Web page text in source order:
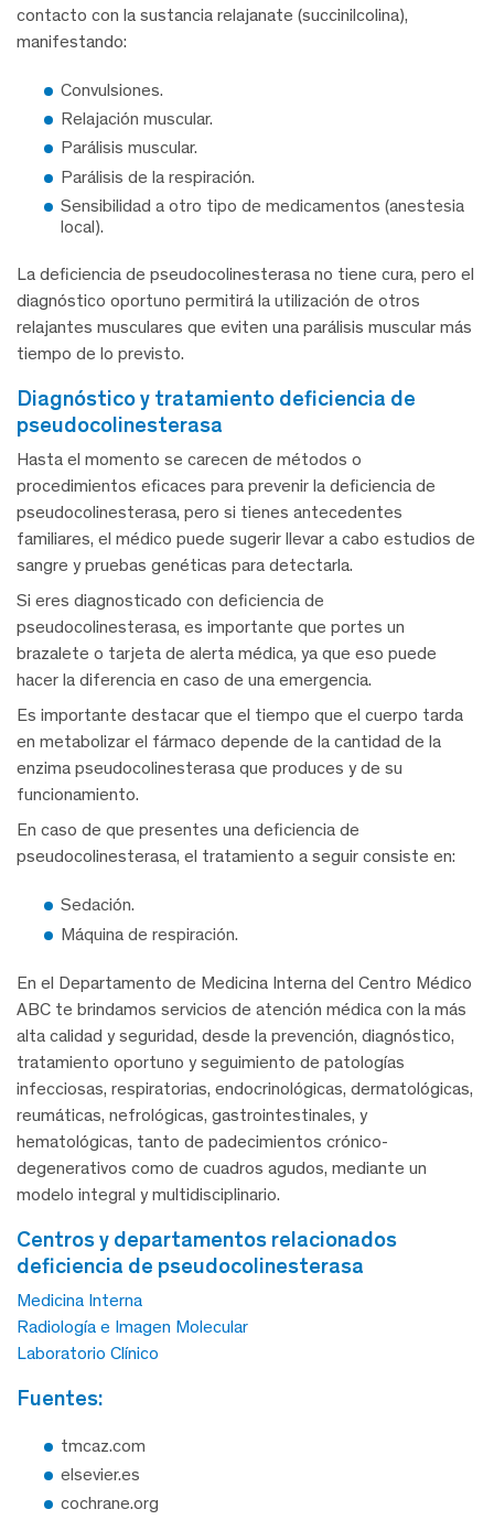
contacto con la sustancia relajanate (succinilcolina),
manifestando:
Convulsiones.
Relajación muscular.
Parálisis muscular.
Parálisis de la respiración.
Sensibilidad a otro tipo de medicamentos (anestesia
local).
La deficiencia de pseudocolinesterasa no tiene cura, pero el
diagnóstico oportuno permitirá la utilización de otros
relajantes musculares que eviten una parálisis muscular más
tiempo de lo previsto.
diagnóstico y tratamiento deficiencia de
pseudocolinesterasa
Hasta el momento se carecen de métodos o
procedimientos eficaces para prevenir la deficiencia de
pseudocolinesterasa, pero si tienes antecedentes
familiares, el médico puede sugerir llevar a cabo estudios de
sangre y pruebas genéticas para detectarla.
Si eres diagnosticado con deficiencia de
pseudocolinesterasa, es importante que portes un
brazalete o tarjeta de alerta médica, ya que eso puede
hacer la diferencia en caso de una emergencia.
Es importante destacar que el tiempo que el cuerpo tarda
en metabolizar el fármaco depende de la cantidad de la
enzima pseudocolinesterasa que produces y de su
funcionamiento.
En caso de que presentes una deficiencia de
pseudocolinesterasa, el tratamiento a seguir consiste en:
Sedación.
Máquina de respiración.
En el Departamento de Medicina Interna del Centro Médico
ABC te brindamos servicios de atención médica con la más
alta calidad y seguridad, desde la prevención, diagnóstico,
tratamiento oportuno y seguimiento de patologías
infecciosas, respiratorias, endocrinológicas, dermatológicas,
reumáticas, nefrológicas, gastrointestinales, y
hematológicas, tanto de padecimientos crónico-
degenerativos como de cuadros agudos, mediante un
modelo integral y multidisciplinario.
centros y departamentos relacionados
deficiencia de pseudocolinesterasa
Medicina Interna
Radiología e Imagen Molecular
Laboratorio Clínico
fuentes:
tmcaz.com
elsevier.es
cochrane.org